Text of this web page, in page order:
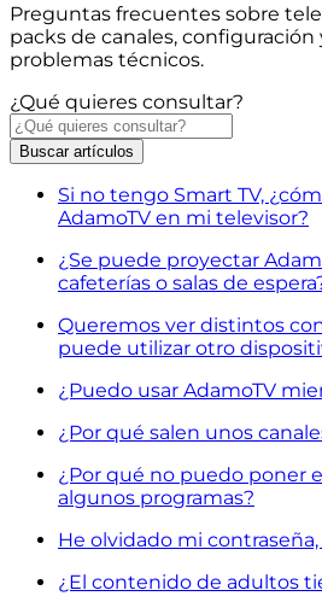
Preguntas frecuentes sobre
packs de canales, configuración
problemas técnicos.
¿Qué quieres consultar?
Buscar artículos
Si no tengo Smart TV,
AdamoTV en mi televisor?
¿Se puede proyectar
cafeterías o salas de
Queremos ver distintos
puede utilizar otro
¿Puedo usar AdamoTV
¿Por qué salen unos
¿Por qué no puedo poner
algunos programas?
He olvidado mi
¿El contenido de adultos